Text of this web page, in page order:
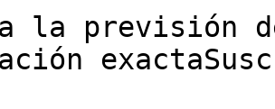
la previsión